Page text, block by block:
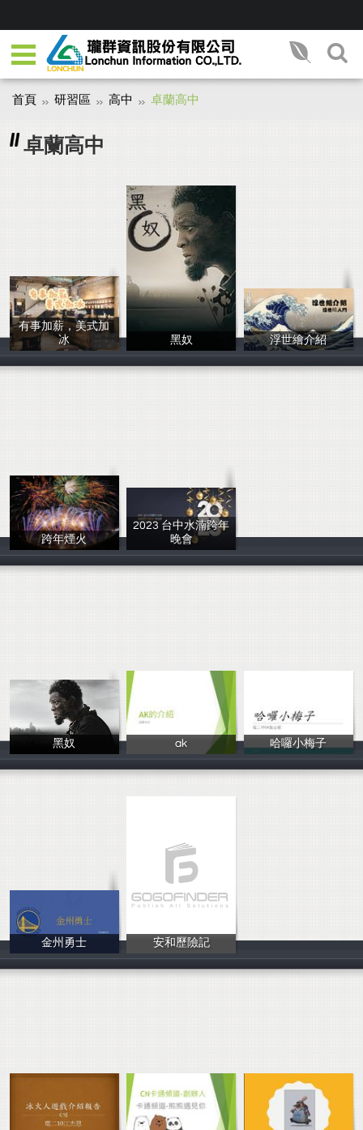
首頁 研習區 高中 卓蘭高中
卓蘭高中
有事加薪，美式加
冰
JIn
黑奴
黃源裕
浮世繪介紹
傅宇辰
跨年煙火
Nuo
2023 台中水湳跨年
晚會
林庭喧
黑奴
ak
哈囉小梅子
金州勇士
Darcy
安和歷險記
陳彥彰 戴